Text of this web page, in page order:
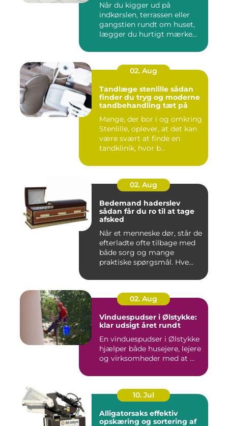
Når du kigger ud på
indkørslen, terrassen eller
gangstien rundt om huset,
lægger du hurtigt mærke
02. Aug
Tandlæge stenlille sådan
finder du tryg og moderne
tandbehandling tæt på
Mange, der bor i og omkring
Stenlille, oplever, at det kan
være svært at finde en
tandklinik, hvor b...
02. Aug
Bedemand haderslev
sådan får du ro til at tage
afsked
Når et menneske dør, står de
efterladte ofte tilbage med
både sorg og mange
praktiske spørgsmål. Hve...
02. Aug
Vinduespudser i Ølstykke:
klar udsigt året rundt
En vinduespudser i Ølstykke
hjælper både husejere, lejere
og virksomheder med at ...
10. Jul
Alligatorsaks effektiv
opskæring og sortering af